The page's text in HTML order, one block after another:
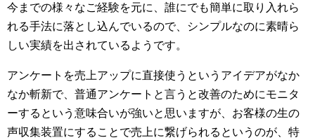
今までの様々なご経験を元に、誰にでも簡単に取り入れら
れる手法に落とし込んでいるので、シンプルなのに素晴ら
しい実績を出されているようです。
アンケートを売上アップに直接使うというアイデアがなか
なか斬新で、普通アンケートと言うと改善のためにモニタ
ーするという意味合いが強いと思いますが、お客様の生の
声収集装置にすることで売上に繋げられるというのが、特